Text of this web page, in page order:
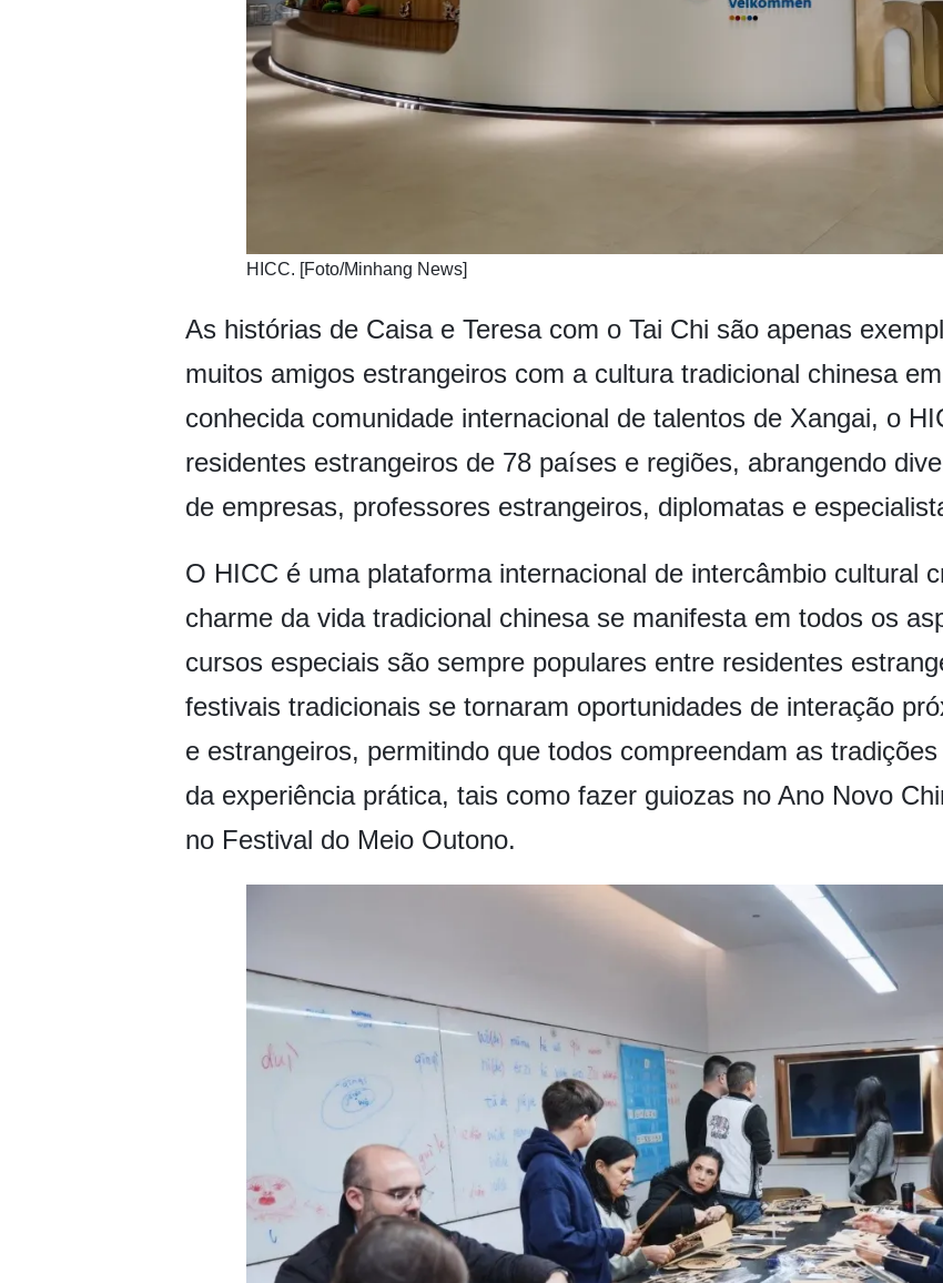
​HICC. [Foto/Minhang News]
As histórias de Caisa e Teresa com o Tai Chi são apenas
muitos amigos estrangeiros com a cultura tradicional chinesa
conhecida comunidade internacional de talentos de Xangai, o
residentes estrangeiros de 78 países e regiões, abrangendo
de empresas, professores estrangeiros, diplomatas e
O HICC é uma plataforma internacional de intercâmbio cultural
charme da vida tradicional chinesa se manifesta em todos os
cursos especiais são sempre populares entre residentes
festivais tradicionais se tornaram oportunidades de interação
e estrangeiros, permitindo que todos compreendam as
da experiência prática, tais como fazer guiozas no Ano Novo
no Festival do Meio Outono.